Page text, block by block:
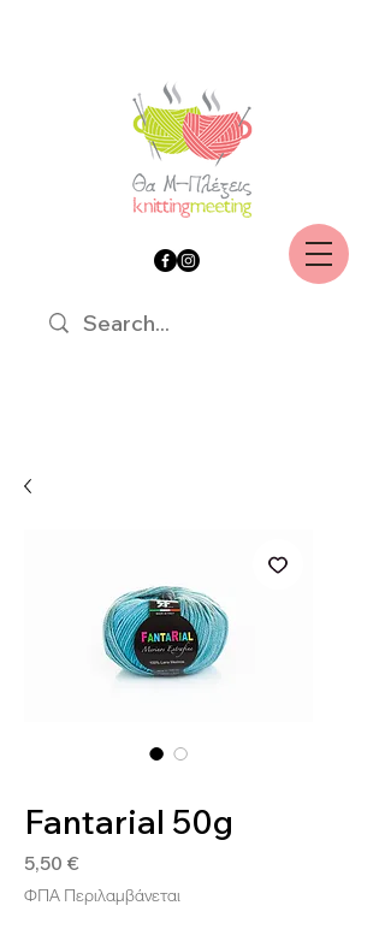
Fantarial 50g
5,50 €
ΦΠΑ Περιλαμβάνεται